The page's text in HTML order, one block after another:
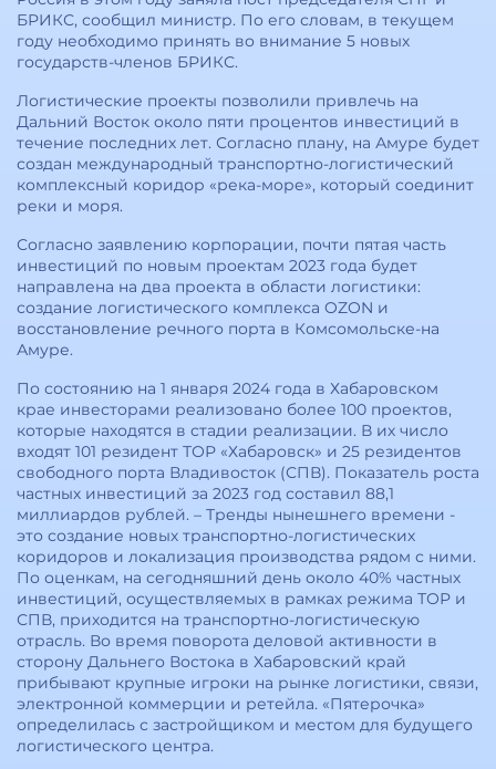
БРИКС, сообщил министр. По его словам, в текущем
году необходимо принять во внимание 5 новых
государств-членов БРИКС.
Логистические проекты позволили привлечь на
Дальний Восток около пяти процентов инвестиций в
течение последних лет. Согласно плану, на Амуре будет
создан международный транспортно-логистический
комплексный коридор «река-море», который соединит
реки и моря.
Согласно заявлению корпорации, почти пятая часть
инвестиций по новым проектам 2023 года будет
направлена на два проекта в области логистики:
создание логистического комплекса OZON и
восстановление речного порта в Комсомольске-на
Амуре.
По состоянию на 1 января 2024 года в Хабаровском
крае инвесторами реализовано более 100 проектов,
которые находятся в стадии реализации. В их число
входят 101 резидент ТОР «Хабаровск» и 25 резидентов
свободного порта Владивосток (СПВ). Показатель роста
частных инвестиций за 2023 год составил 88,1
миллиардов рублей. – Тренды нынешнего времени -
это создание новых транспортно-логистических
коридоров и локализация производства рядом с ними.
По оценкам, на сегодняшний день около 40% частных
инвестиций, осуществляемых в рамках режима ТОР и
СПВ, приходится на транспортно-логистическую
отрасль. Во время поворота деловой активности в
сторону Дальнего Востока в Хабаровский край
прибывают крупные игроки на рынке логистики, связи,
электронной коммерции и ретейла. «Пятерочка»
определилась с застройщиком и местом для будущего
логистического центра.